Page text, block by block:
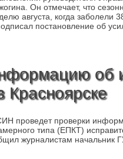
Он отмечает, что
августа, когда заболели
постановление об
об
Красноярске
проведет проверки
типа (ЕПКТ)
журналистам